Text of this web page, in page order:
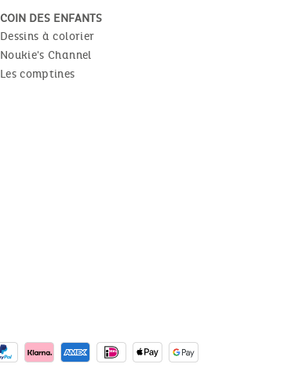
COIN DES ENFANTS
Dessins à colorier
Noukie's Channel
Les comptines